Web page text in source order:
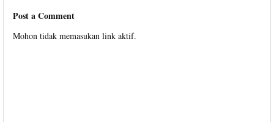
Post a Comment
Mohon tidak memasukan link aktif.